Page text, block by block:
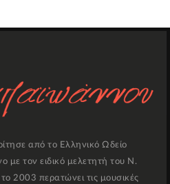
από το Ελληνικό Ωδείο
τον ειδικό μελετητή του Ν.
2003 περατώνει τις μουσικές